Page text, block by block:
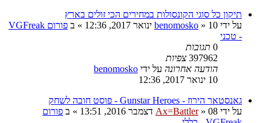
תיקון כל סוגי הקונסולות במחירים הכי זולים בארץ
על ידי
benomosko » 10 ינואר 2017, 12:36 » ב
פורום VGFreak
- טכני
0 תגובות
397962 צפיות
הודעה אחרונה על ידי benomosko
10 ינואר 2017, 12:36
גאנסטאר הירוז - Gunstar Heroes - פוסט חובה לשחק
על ידי
Ax=Battler» 08 דצמבר 2016, 13:51 » ב פורום